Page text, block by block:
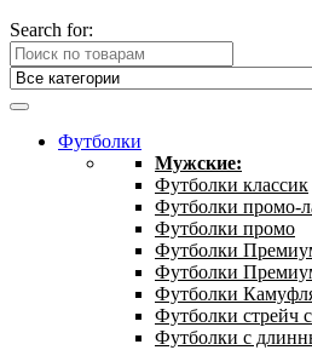
Search for:
Футболки
Мужские:
Футболки классик
Футболки промо-
Футболки промо
Футболки
Футболки
Футболки
Футболки стрейч
Футболки с